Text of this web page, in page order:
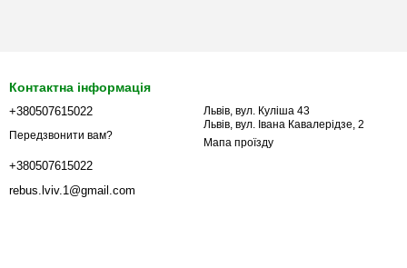
Контактна інформація
+380507615022
Передзвонити вам?
+380507615022
rebus.lviv.1@gmail.com
Львів, вул. Куліша 43
Львів, вул. Івана Кавалерідзе, 2
Мапа проїзду